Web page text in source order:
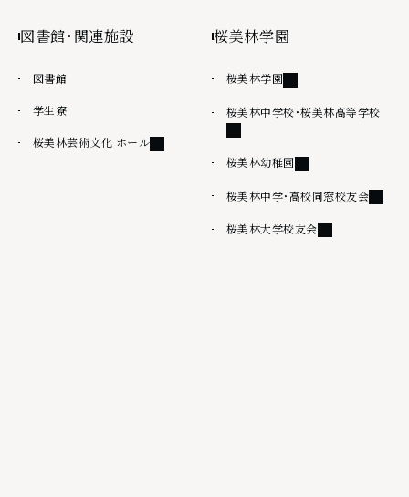
図書館・関連施設
図書館
学生寮
桜美林芸術文化 ホール外部リンク
桜美林学園
桜美林学園外部リンク
桜美林中学校・桜美林高等学校外部
桜美林幼稚園外部リンク
桜美林中学・高校同窓校友会外部リ
桜美林大学校友会外部リンク